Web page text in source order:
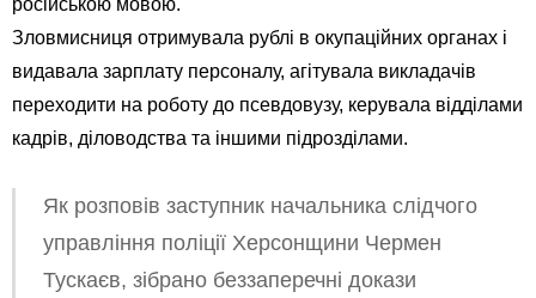
російською мовою.
Зловмисниця отримувала рублі в окупаційних органах і
видавала зарплату персоналу, агітувала викладачів
переходити на роботу до псевдовузу, керувала відділами
кадрів, діловодства та іншими підрозділами.
Як розповів заступник начальника слідчого
управління поліції Херсонщини Чермен
Тускаєв, зібрано беззаперечні докази